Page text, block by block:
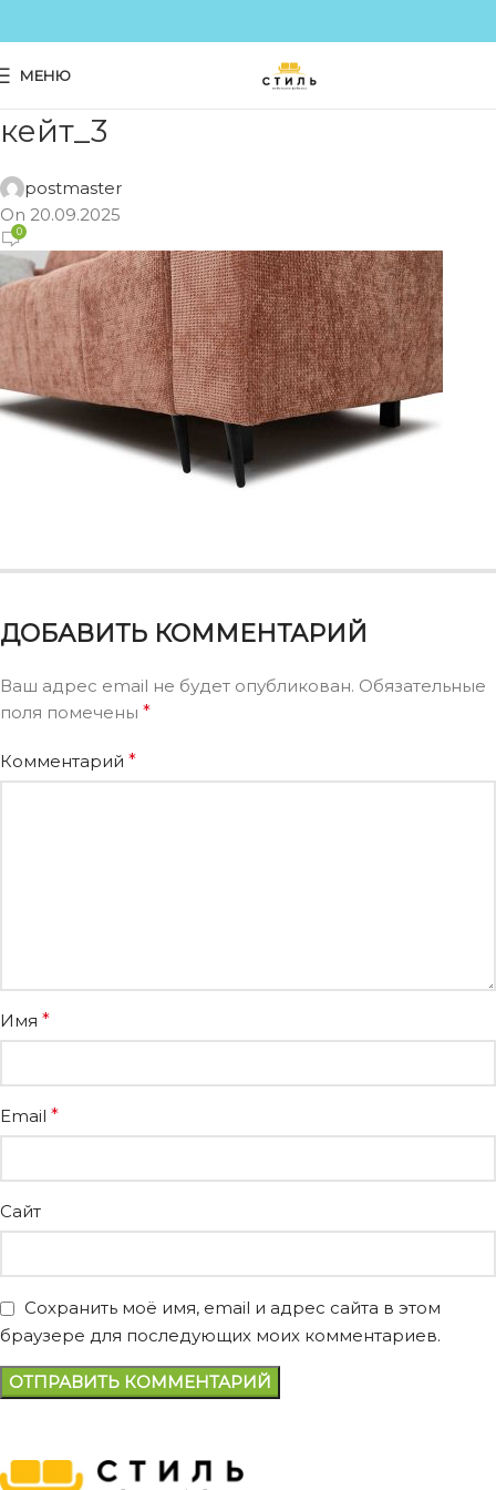
МЕНЮ
кейт_3
postmaster
On 20.09.2025
0
ДОБАВИТЬ КОММЕНТАРИЙ
Ваш адрес email не будет опубликован. Обязательные
поля помечены *
Комментарий *
Имя *
Email *
Сайт
Сохранить моё имя, email и адрес сайта в этом
браузере для последующих моих комментариев.